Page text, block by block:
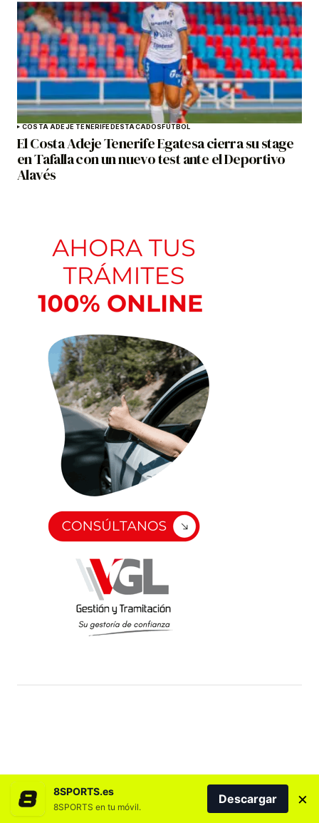
COSTA ADEJE TENERIFE DESTACADOS FÚTBOL
El Costa Adeje Tenerife Egatesa cierra su stage
en Tafalla con un nuevo test ante el Deportivo
Alavés
8SPORTS.es
8SPORTS en tu móvil.
Descargar ×